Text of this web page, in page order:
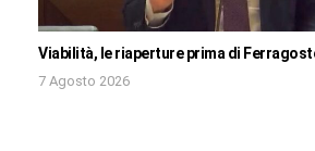
Viabilità, le riaperture prima di
7 Agosto 2026